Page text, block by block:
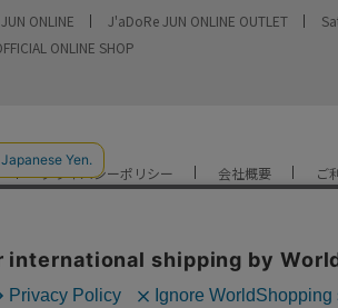
ONLINE J'aDoRe JUN ONLINE OUTLET
ONLINE SHOP
プライバシーポリシー 会社概要 ご
YOU ARE CULTURE.